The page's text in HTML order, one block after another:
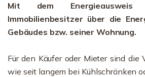
Mit dem
Immobilienbesitzer über die
Gebäudes bzw. seiner Wohnung.
Für den Käufer oder Mieter sind die
wie seit langem bei Kühlschränken